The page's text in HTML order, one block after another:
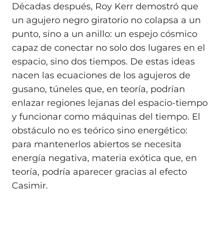
Décadas después, Roy Kerr demostró que
un agujero negro giratorio no colapsa a un
punto, sino a un anillo: un espejo cósmico
capaz de conectar no solo dos lugares en el
espacio, sino dos tiempos. De estas ideas
nacen las ecuaciones de los agujeros de
gusano, túneles que, en teoría, podrían
enlazar regiones lejanas del espacio-tiempo
y funcionar como máquinas del tiempo. El
obstáculo no es teórico sino energético:
para mantenerlos abiertos se necesita
energía negativa, materia exótica que, en
teoría, podría aparecer gracias al efecto
Casimir.